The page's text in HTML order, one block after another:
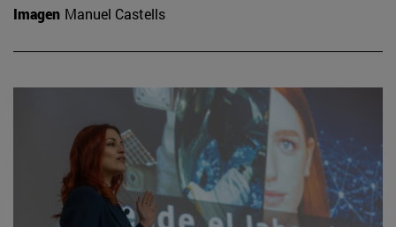
Imagen Manuel Castells